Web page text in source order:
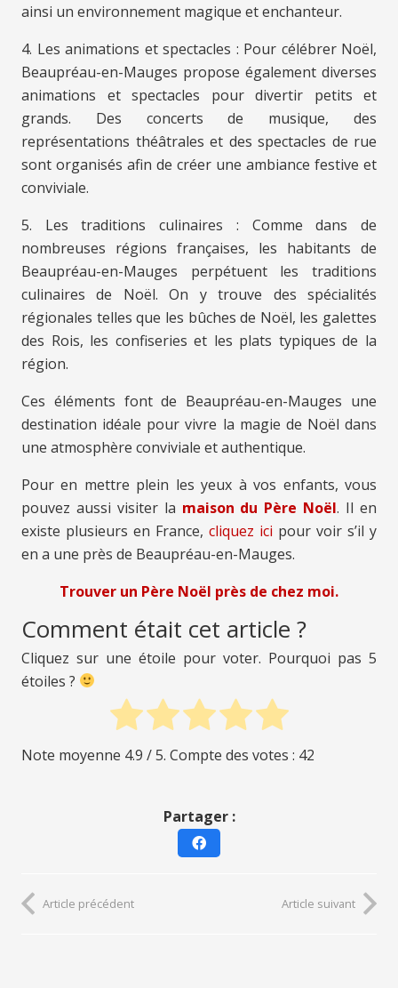
ainsi un environnement magique et enchanteur.
4. Les animations et spectacles : Pour célébrer Noël,
Beaupréau-en-Mauges propose également diverses
animations et spectacles pour divertir petits et
grands. Des concerts de musique, des
représentations théâtrales et des spectacles de rue
sont organisés afin de créer une ambiance festive et
conviviale.
5. Les traditions culinaires : Comme dans de
nombreuses régions françaises, les habitants de
Beaupréau-en-Mauges perpétuent les traditions
culinaires de Noël. On y trouve des spécialités
régionales telles que les bûches de Noël, les galettes
des Rois, les confiseries et les plats typiques de la
région.
Ces éléments font de Beaupréau-en-Mauges une
destination idéale pour vivre la magie de Noël dans
une atmosphère conviviale et authentique.
Pour en mettre plein les yeux à vos enfants, vous
pouvez aussi visiter la maison du Père Noël. Il en
existe plusieurs en France, cliquez ici pour voir s’il y
en a une près de Beaupréau-en-Mauges.
Trouver un Père Noël près de chez moi.
Comment était cet article ?
Cliquez sur une étoile pour voter. Pourquoi pas 5
étoiles ?
Note moyenne 4.9 / 5. Compte des votes : 42
Partager :
Article précédent Article suivant